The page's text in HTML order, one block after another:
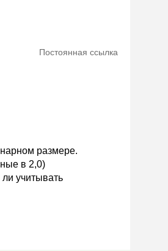
Постоянная ссылка
размере.
в 2,0)
учитывать